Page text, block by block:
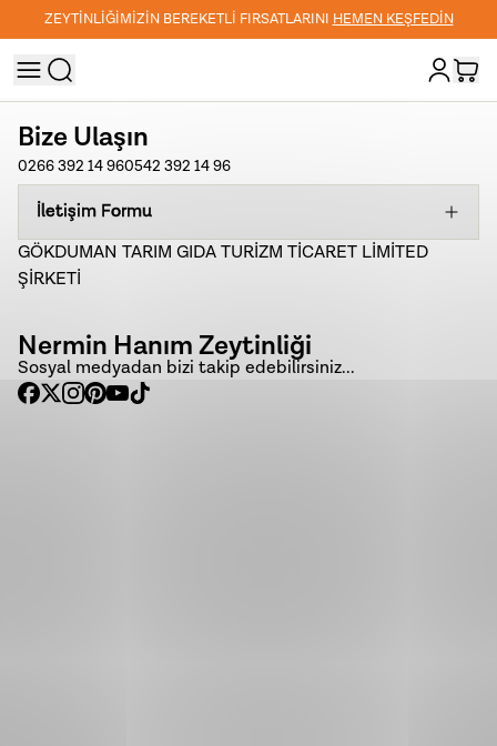
ZEYTİNLİĞİMİZİN BEREKETLİ FIRSATLARINI HEMEN KEŞFEDİN
Nermin Hanım Zeytinliği
Sosyal medyadan bizi takip edebilirsiniz...
Bize Ulaşın
0266 392 14 960542 392 14 96
İletişim Formu
GÖKDUMAN TARIM GIDA TURİZM TİCARET LİMİTED
ŞİRKETİ